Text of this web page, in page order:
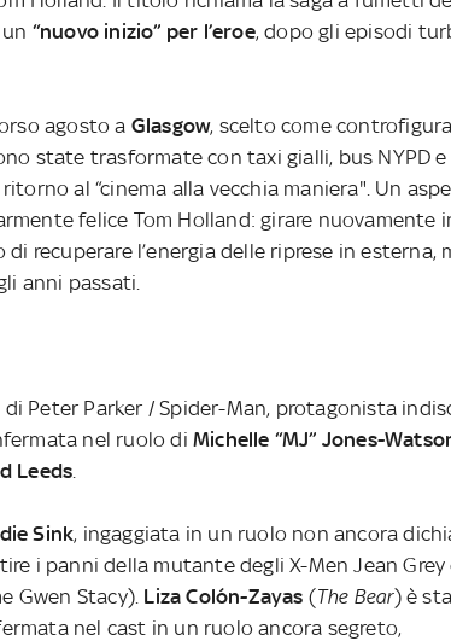
“nuovo inizio” per l’eroe, dopo gli episodi
agosto a Glasgow, scelto come
state trasformate con taxi gialli, bus NYPD e
al “cinema alla vecchia maniera". Un
felice Tom Holland: girare nuovamente
recuperare l’energia delle riprese in esterna,
anni passati.
Peter Parker / Spider-Man, protagonista
nel ruolo diMichelle “MJ” Jones-
Leeds
Sink, ingaggiata in un ruolo non ancora
i panni della mutante degli X-Men Jean Grey
Gwen Stacy). Liza Colón-Zayas (The Bear) è
nel cast in un ruolo ancora segreto,